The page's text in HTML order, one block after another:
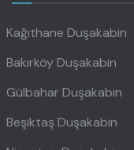
Kağıthane Duşakabin
Bakırköy Duşakabin
Gülbahar Duşakabin
Beşiktaş Duşakabin